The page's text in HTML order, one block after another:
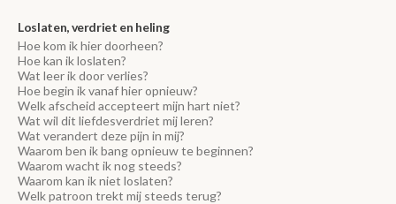
Loslaten, verdriet en heling
Hoe kom ik hier doorheen?
Hoe kan ik loslaten?
Wat leer ik door verlies?
Hoe begin ik vanaf hier opnieuw?
Welk afscheid accepteert mijn hart niet?
Wat wil dit liefdesverdriet mij leren?
Wat verandert deze pijn in mij?
Waarom ben ik bang opnieuw te beginnen?
Waarom wacht ik nog steeds?
Waarom kan ik niet loslaten?
Welk patroon trekt mij steeds terug?